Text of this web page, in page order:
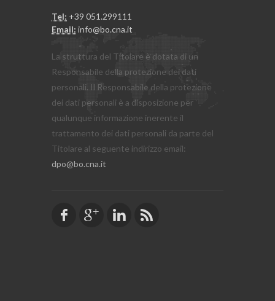
Tel: +39 051.299111
Email: info@bo.cna.it
La struttura del Titolare è dotata di un
Responsabile della protezione dei dati
personali. Il Responsabile della protezione
dei dati personali è a disposizione per
qualunque informazione inerente il
trattamento dei dati personali da parte del
Titolare al seguente indirizzo email:
dpo@bo.cna.it